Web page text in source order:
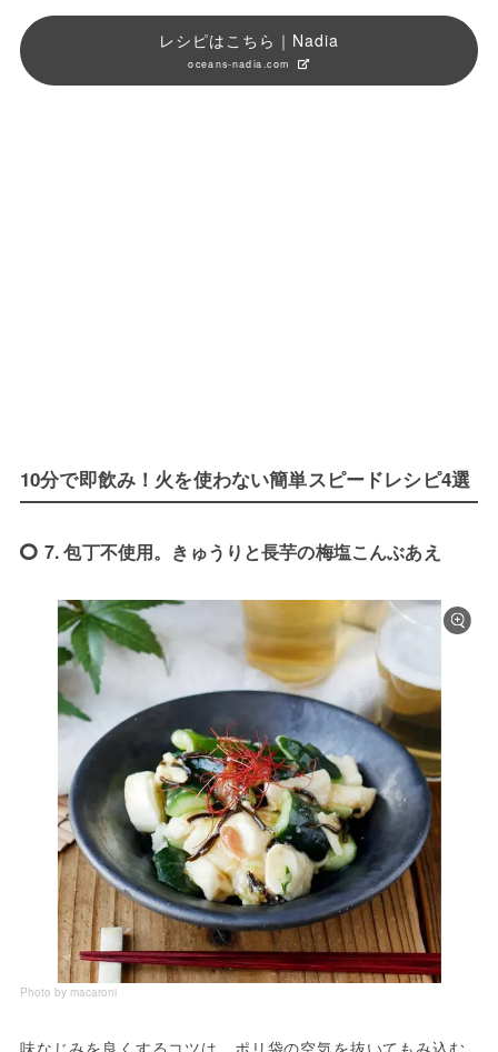
レシピはこちら｜Nadia
oceans-nadia.com
10分で即飲み！火を使わない簡単スピードレシピ4選
7. 包丁不使用。きゅうりと長芋の梅塩こんぶあえ
Photo by macaroni